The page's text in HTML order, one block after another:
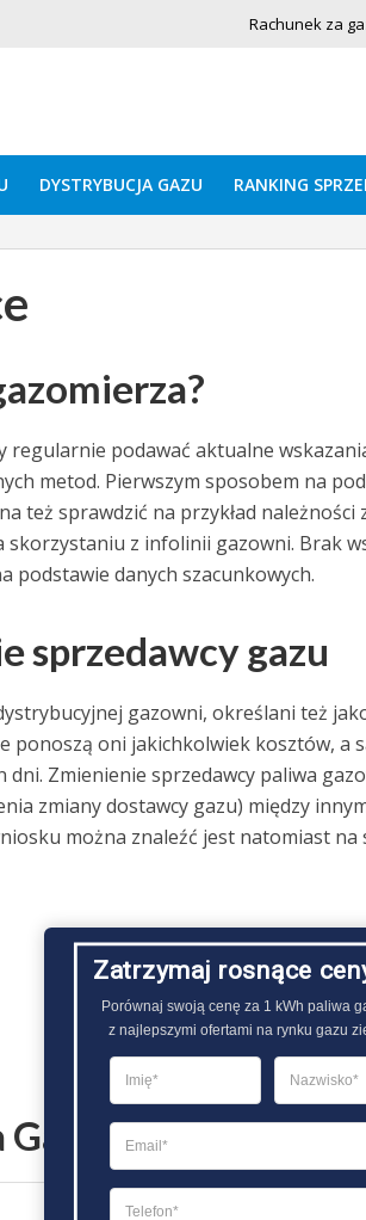
Rachunek za
DYSTRYBUCJA GAZU RANKING
regularnie podawać aktualne
metod. Pierwszym sposobem na
też sprawdzić na przykład
z infolinii gazowni. Brak
danych szacunkowych.
sprzedawcy gazu
gazowni, określani też
ponoszą oni jakichkolwiek kosztów, a
Zmienienie sprzedawcy paliwa
zmiany dostawcy gazu) między
można znaleźć jest natomiast na
Gazownictwa
Zatrzymaj rosnące
Porównaj swoją cenę za 1 kWh paliwa
z najlepszymi ofertami na rynku gazu